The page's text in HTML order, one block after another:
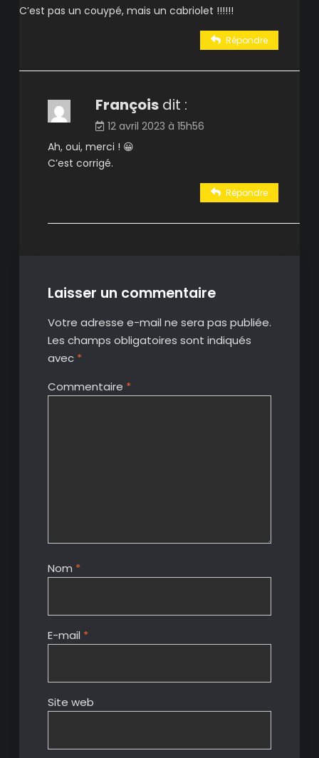
C’est pas un couypé, mais un cabriolet !!!!!!
Répondre
François dit :
12 avril 2023 à 15h56
Ah, oui, merci ! 😀
C’est corrigé.
Répondre
Laisser un commentaire
Votre adresse e-mail ne sera pas publiée.
Les champs obligatoires sont indiqués
avec *
Commentaire *
Nom *
E-mail *
Site web